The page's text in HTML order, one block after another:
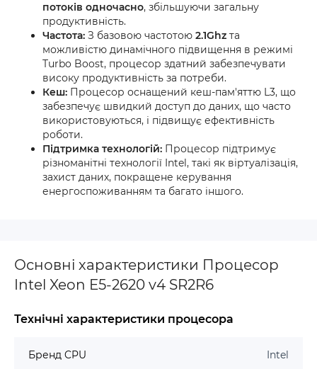
потоків одночасно, збільшуючи загальну
продуктивність.
Частота: З базовою частотою 2.1Ghz та
можливістю динамічного підвищення в режимі
Turbo Boost, процесор здатний забезпечувати
високу продуктивність за потреби.
Кеш: Процесор оснащений кеш-пам'яттю L3, що
забезпечує швидкий доступ до даних, що часто
використовуються, і підвищує ефективність
роботи.
Підтримка технологій: Процесор підтримує
різноманітні технології Intel, такі як віртуалізація,
захист даних, покращене керування
енергоспоживанням та багато іншого.
Основні характеристики Процесор
Intel Xeon E5-2620 v4 SR2R6
Технічні характеристики процесора
Бренд CPU Intel